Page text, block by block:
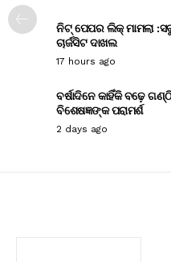
ନିଟ୍ ପେପର ଲିକ୍ ମାମଲା
ଚାର୍ଜସିଟ ଦାଖଲ
17 hours ago
ବର୍ଷାଦିନେ କାହିଁକି ବଢ଼େ
ବିଶେଷଜ୍ଞଙ୍କ ପରାମର୍ଶ
2 days ago